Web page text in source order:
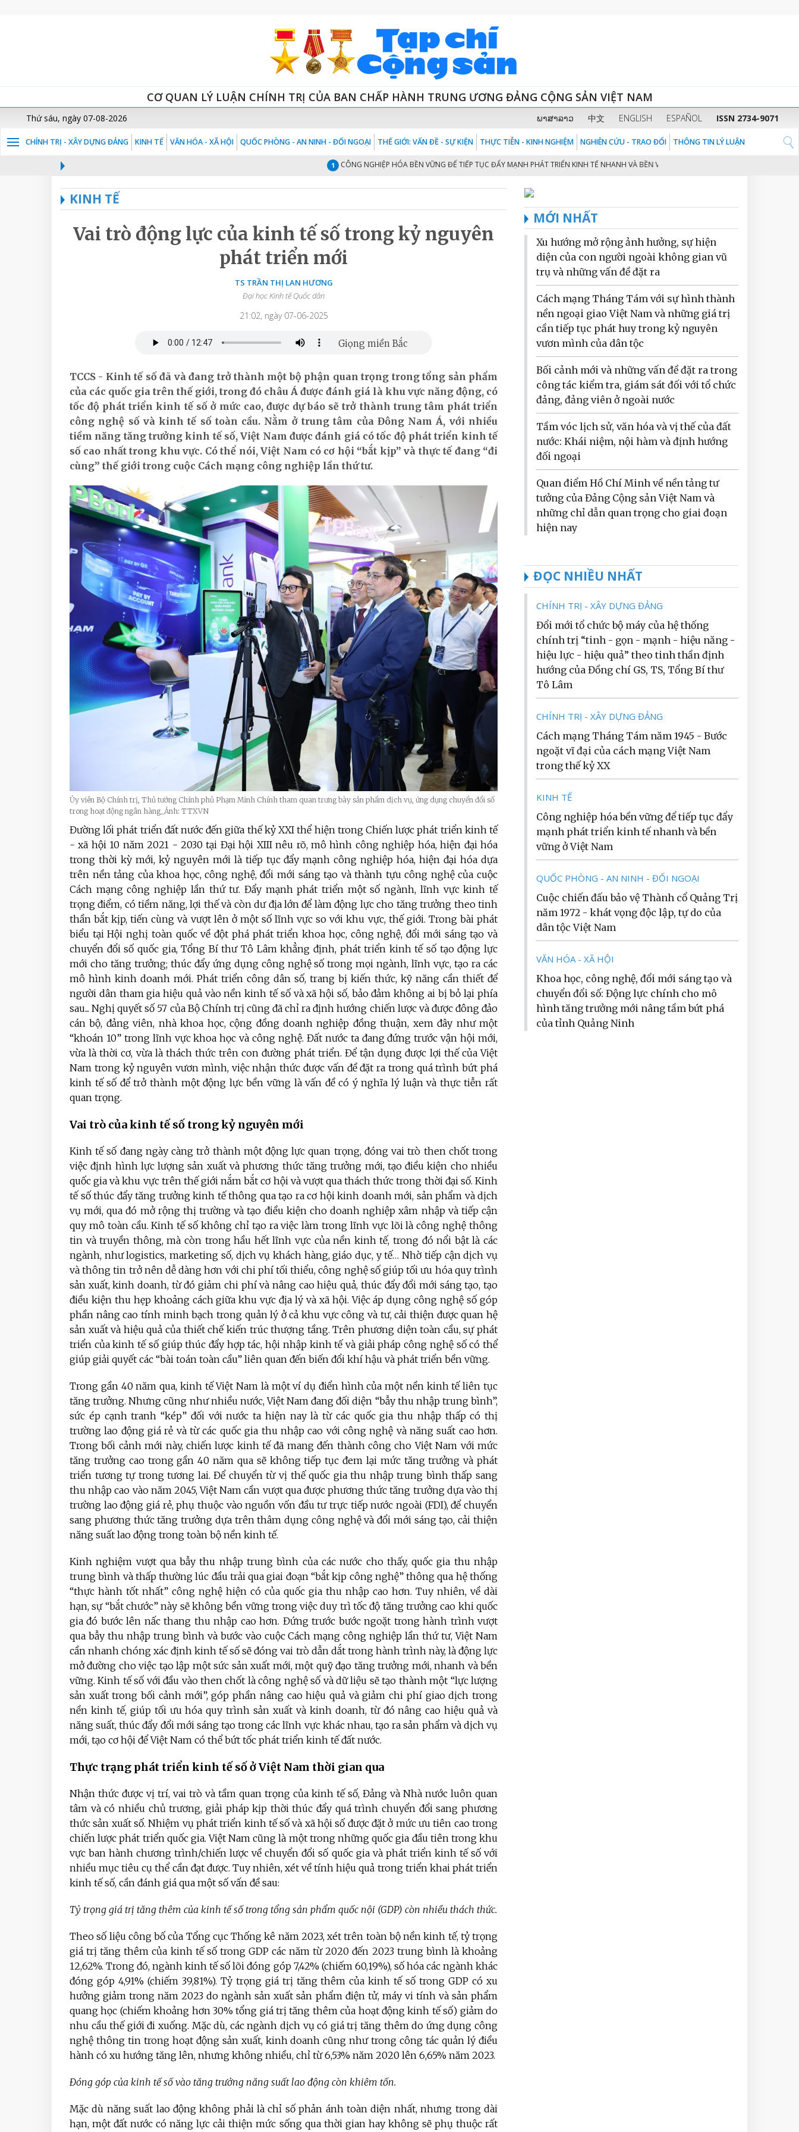
CƠ QUAN LÝ LUẬN CHÍNH TRỊ CỦA BAN CHẤP HÀNH TRUNG ƯƠNG ĐẢNG CỘNG SẢN VIỆT NAM
Thứ sáu, ngày 07-08-2026 ພາສາລາວ 中文 ENGLISH ESPAÑOL ISSN 2734-9071
CHÍNH TRỊ - XÂY DỰNG ĐẢNG KINH TẾ VĂN HÓA - XÃ HỘI QUỐC PHÒNG - AN NINH - ĐỐI NGOẠI THẾ GIỚI: VẤN ĐỀ - SỰ KIỆN THỰC TIỄN - KINH NGHIỆM NGHIÊN CỨU - TRAO ĐỔI THÔNG TIN LÝ LUẬN
CÔNG NGHIỆP HÓA BỀN VỮNG ĐỂ TIẾP TỤC ĐẨY MẠNH PHÁT TRIỂN KINH TẾ NHANH VÀ BỀN VỮNG Ở VIỆT NAM
KINH TẾ
Vai trò động lực của kinh tế số trong kỷ nguyên
phát triển mới
TS TRẦN THỊ LAN HƯƠNG
Đại học Kinh tế Quốc dân
21:02, ngày 07-06-2025
TCCS - Kinh tế số đã và đang trở thành một bộ phận quan trọng trong tổng sản phẩm
của các quốc gia trên thế giới, trong đó châu Á được đánh giá là khu vực năng động, có
tốc độ phát triển kinh tế số ở mức cao, được dự báo sẽ trở thành trung tâm phát triển
công nghệ số và kinh tế số toàn cầu. Nằm ở trung tâm của Đông Nam Á, với nhiều
tiềm năng tăng trưởng kinh tế số, Việt Nam được đánh giá có tốc độ phát triển kinh tế
số cao nhất trong khu vực. Có thể nói, Việt Nam có cơ hội “bắt kịp” và thực tế đang “đi
cùng” thế giới trong cuộc Cách mạng công nghiệp lần thứ tư.
Ủy viên Bộ Chính trị, Thủ tướng Chính phủ Phạm Minh Chính tham quan trưng bày sản phẩm dịch vụ, ứng dụng chuyển đổi số
trong hoạt động ngân hàng_Ảnh: TTXVN
Đường lối phát triển đất nước đến giữa thế kỷ XXI thể hiện trong Chiến lược phát triển kinh tế
- xã hội 10 năm 2021 - 2030 tại Đại hội XIII nêu rõ, mô hình công nghiệp hóa, hiện đại hóa
trong thời kỳ mới, kỷ nguyên mới là tiếp tục đẩy mạnh công nghiệp hóa, hiện đại hóa dựa
trên nền tảng của khoa học, công nghệ, đổi mới sáng tạo và thành tựu công nghệ của cuộc
Cách mạng công nghiệp lần thứ tư. Đẩy mạnh phát triển một số ngành, lĩnh vực kinh tế
trọng điểm, có tiềm năng, lợi thế và còn dư địa lớn để làm động lực cho tăng trưởng theo tinh
thần bắt kịp, tiến cùng và vượt lên ở một số lĩnh vực so với khu vực, thế giới. Trong bài phát
biểu tại Hội nghị toàn quốc về đột phá phát triển khoa học, công nghệ, đổi mới sáng tạo và
chuyển đổi số quốc gia, Tổng Bí thư Tô Lâm khẳng định, phát triển kinh tế số tạo động lực
mới cho tăng trưởng; thúc đẩy ứng dụng công nghệ số trong mọi ngành, lĩnh vực, tạo ra các
mô hình kinh doanh mới. Phát triển công dân số, trang bị kiến thức, kỹ năng cần thiết để
người dân tham gia hiệu quả vào nền kinh tế số và xã hội số, bảo đảm không ai bị bỏ lại phía
sau... Nghị quyết số 57 của Bộ Chính trị cũng đã chỉ ra định hướng chiến lược và được đông đảo
cán bộ, đảng viên, nhà khoa học, cộng đồng doanh nghiệp đồng thuận, xem đây như một
“khoán 10” trong lĩnh vực khoa học và công nghệ. Đất nước ta đang đứng trước vận hội mới,
vừa là thời cơ, vừa là thách thức trên con đường phát triển. Để tận dụng được lợi thế của Việt
Nam trong kỷ nguyên vươn mình, việc nhận thức được vấn đề đặt ra trong quá trình bứt phá
kinh tế số để trở thành một động lực bền vững là vấn đề có ý nghĩa lý luận và thực tiễn rất
quan trọng.
Vai trò của kinh tế số trong kỷ nguyên mới
Kinh tế số đang ngày càng trở thành một động lực quan trọng, đóng vai trò then chốt trong
việc định hình lực lượng sản xuất và phương thức tăng trưởng mới, tạo điều kiện cho nhiều
quốc gia và khu vực trên thế giới nắm bắt cơ hội và vượt qua thách thức trong thời đại số. Kinh
tế số thúc đẩy tăng trưởng kinh tế thông qua tạo ra cơ hội kinh doanh mới, sản phẩm và dịch
vụ mới, qua đó mở rộng thị trường và tạo điều kiện cho doanh nghiệp xâm nhập và tiếp cận
quy mô toàn cầu. Kinh tế số không chỉ tạo ra việc làm trong lĩnh vực lõi là công nghệ thông
tin và truyền thông, mà còn trong hầu hết lĩnh vực của nền kinh tế, trong đó nổi bật là các
ngành, như logistics, marketing số, dịch vụ khách hàng, giáo dục, y tế… Nhờ tiếp cận dịch vụ
và thông tin trở nên dễ dàng hơn với chi phí tối thiểu, công nghệ số giúp tối ưu hóa quy trình
sản xuất, kinh doanh, từ đó giảm chi phí và nâng cao hiệu quả, thúc đẩy đổi mới sáng tạo, tạo
điều kiện thu hẹp khoảng cách giữa khu vực địa lý và xã hội. Việc áp dụng công nghệ số góp
phần nâng cao tính minh bạch trong quản lý ở cả khu vực công và tư, cải thiện được quan hệ
sản xuất và hiệu quả của thiết chế kiến trúc thượng tầng. Trên phương diện toàn cầu, sự phát
triển của kinh tế số giúp thúc đẩy hợp tác, hội nhập kinh tế và giải pháp công nghệ số có thể
giúp giải quyết các “bài toán toàn cầu” liên quan đến biến đổi khí hậu và phát triển bền vững.
Trong gần 40 năm qua, kinh tế Việt Nam là một ví dụ điển hình của một nền kinh tế liên tục
tăng trưởng. Nhưng cũng như nhiều nước, Việt Nam đang đối diện “bẫy thu nhập trung bình”,
sức ép cạnh tranh “kép” đối với nước ta hiện nay là từ các quốc gia thu nhập thấp có thị
trường lao động giá rẻ và từ các quốc gia thu nhập cao với công nghệ và năng suất cao hơn.
Trong bối cảnh mới này, chiến lược kinh tế đã mang đến thành công cho Việt Nam với mức
tăng trưởng cao trong gần 40 năm qua sẽ không tiếp tục đem lại mức tăng trưởng và phát
triển tương tự trong tương lai. Để chuyển từ vị thế quốc gia thu nhập trung bình thấp sang
thu nhập cao vào năm 2045, Việt Nam cần vượt qua được phương thức tăng trưởng dựa vào thị
trường lao động giá rẻ, phụ thuộc vào nguồn vốn đầu tư trực tiếp nước ngoài (FDI), để chuyển
sang phương thức tăng trưởng dựa trên thâm dụng công nghệ và đổi mới sáng tạo, cải thiện
năng suất lao động trong toàn bộ nền kinh tế.
Kinh nghiệm vượt qua bẫy thu nhập trung bình của các nước cho thấy, quốc gia thu nhập
trung bình và thấp thường lúc đầu trải qua giai đoạn “bắt kịp công nghệ” thông qua hệ thống
“thực hành tốt nhất” công nghệ hiện có của quốc gia thu nhập cao hơn. Tuy nhiên, về dài
hạn, sự “bắt chước” này sẽ không bền vững trong việc duy trì tốc độ tăng trưởng cao khi quốc
gia đó bước lên nấc thang thu nhập cao hơn. Đứng trước bước ngoặt trong hành trình vượt
qua bẫy thu nhập trung bình và bước vào cuộc Cách mạng công nghiệp lần thứ tư, Việt Nam
cần nhanh chóng xác định kinh tế số sẽ đóng vai trò dẫn dắt trong hành trình này, là động lực
mở đường cho việc tạo lập một sức sản xuất mới, một quỹ đạo tăng trưởng mới, nhanh và bền
vững. Kinh tế số với đầu vào then chốt là công nghệ số và dữ liệu sẽ tạo thành một “lực lượng
sản xuất trong bối cảnh mới”, góp phần nâng cao hiệu quả và giảm chi phí giao dịch trong
nền kinh tế, giúp tối ưu hóa quy trình sản xuất và kinh doanh, từ đó nâng cao hiệu quả và
năng suất, thúc đẩy đổi mới sáng tạo trong các lĩnh vực khác nhau, tạo ra sản phẩm và dịch vụ
mới, tạo cơ hội để Việt Nam có thể bứt tốc phát triển kinh tế đất nước.
Thực trạng phát triển kinh tế số ở Việt Nam thời gian qua
Nhận thức được vị trí, vai trò và tầm quan trọng của kinh tế số, Đảng và Nhà nước luôn quan
tâm và có nhiều chủ trương, giải pháp kịp thời thúc đẩy quá trình chuyển đổi sang phương
thức sản xuất số. Nhiệm vụ phát triển kinh tế số và xã hội số được đặt ở mức ưu tiên cao trong
chiến lược phát triển quốc gia. Việt Nam cũng là một trong những quốc gia đầu tiên trong khu
vực ban hành chương trình/chiến lược về chuyển đổi số quốc gia và phát triển kinh tế số với
nhiều mục tiêu cụ thể cần đạt được. Tuy nhiên, xét về tính hiệu quả trong triển khai phát triển
kinh tế số, cần đánh giá qua một số vấn đề sau:
Tỷ trọng giá trị tăng thêm của kinh tế số trong tổng sản phẩm quốc nội (GDP) còn nhiều thách thức.
Theo số liệu công bố của Tổng cục Thống kê năm 2023, xét trên toàn bộ nền kinh tế, tỷ trọng
giá trị tăng thêm của kinh tế số trong GDP các năm từ 2020 đến 2023 trung bình là khoảng
12,62%. Trong đó, ngành kinh tế số lõi đóng góp 7,42% (chiếm 60,19%), số hóa các ngành khác
đóng góp 4,91% (chiếm 39,81%). Tỷ trọng giá trị tăng thêm của kinh tế số trong GDP có xu
hưởng giảm trong năm 2023 do ngành sản xuất sản phẩm điện tử, máy vi tính và sản phẩm
quang học (chiếm khoảng hơn 30% tổng giá trị tăng thêm của hoạt động kinh tế số) giảm do
nhu cầu thế giới đi xuống. Mặc dù, các ngành dịch vụ có giá trị tăng thêm do ứng dụng công
nghệ thông tin trong hoạt động sản xuất, kinh doanh cũng như trong công tác quản lý điều
hành có xu hướng tăng lên, nhưng không nhiều, chỉ từ 6,53% năm 2020 lên 6,65% năm 2023.
Đóng góp của kinh tế số vào tăng trưởng năng suất lao động còn khiêm tốn.
Mặc dù năng suất lao động không phải là chỉ số phản ánh toàn diện nhất, nhưng trong dài
hạn, một đất nước có năng lực cải thiện mức sống qua thời gian hay không sẽ phụ thuộc rất
MỚI NHẤT
Xu hướng mở rộng ảnh hưởng, sự hiện
diện của con người ngoài không gian vũ
trụ và những vấn đề đặt ra
Cách mạng Tháng Tám với sự hình thành
nền ngoại giao Việt Nam và những giá trị
cần tiếp tục phát huy trong kỷ nguyên
vươn mình của dân tộc
Bối cảnh mới và những vấn đề đặt ra trong
công tác kiểm tra, giám sát đối với tổ chức
đảng, đảng viên ở ngoài nước
Tầm vóc lịch sử, văn hóa và vị thế của đất
nước: Khái niệm, nội hàm và định hướng
đối ngoại
Quan điểm Hồ Chí Minh về nền tảng tư
tưởng của Đảng Cộng sản Việt Nam và
những chỉ dẫn quan trọng cho giai đoạn
hiện nay
ĐỌC NHIỀU NHẤT
CHÍNH TRỊ - XÂY DỰNG ĐẢNG
Đổi mới tổ chức bộ máy của hệ thống
chính trị “tinh - gọn - mạnh - hiệu năng -
hiệu lực - hiệu quả” theo tinh thần định
hướng của Đồng chí GS, TS, Tổng Bí thư
Tô Lâm
CHÍNH TRỊ - XÂY DỰNG ĐẢNG
Cách mạng Tháng Tám năm 1945 - Bước
ngoặt vĩ đại của cách mạng Việt Nam
trong thế kỷ XX
KINH TẾ
Công nghiệp hóa bền vững để tiếp tục đẩy
mạnh phát triển kinh tế nhanh và bền
vững ở Việt Nam
QUỐC PHÒNG - AN NINH - ĐỐI NGOẠI
Cuộc chiến đấu bảo vệ Thành cổ Quảng Trị
năm 1972 - khát vọng độc lập, tự do của
dân tộc Việt Nam
VĂN HÓA - XÃ HỘI
Khoa học, công nghệ, đổi mới sáng tạo và
chuyển đổi số: Động lực chính cho mô
hình tăng trưởng mới nâng tầm bứt phá
của tỉnh Quảng Ninh